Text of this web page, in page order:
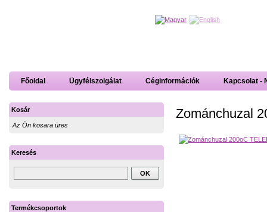
Főoldal Ügyfélszolgálat Céginformációk Kapcsolat -
Zománchuzal
Kosár
Az Ön kosara üres
Keresés
Termékcsoportok